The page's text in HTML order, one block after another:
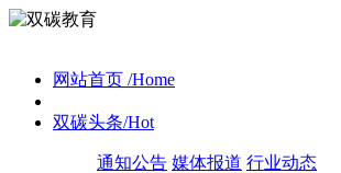
网站首页 /Home
双碳头条/Hot
通知公告 媒体报道 行业动态